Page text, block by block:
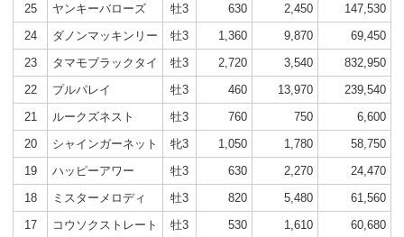
25
ヤンキーバローズ 牡3 630 2,450
147,530
24
ダノンマッキンリー 牡3 1,360 9,870
69,450
23
タマモブラックタイ 牡3 2,720 3,540
832,950
22
プルパレイ 牡3 460 13,970
239,540
21
ルークズネスト 牡3 760 750
6,600
20
シャインガーネット 牝3 1,050 1,780
58,750
19
ハッピーアワー 牡3 630 2,270
24,470
18
ミスターメロディ 牡3 820 5,480
61,560
17
コウソクストレート 牡3 530 1,610
60,680